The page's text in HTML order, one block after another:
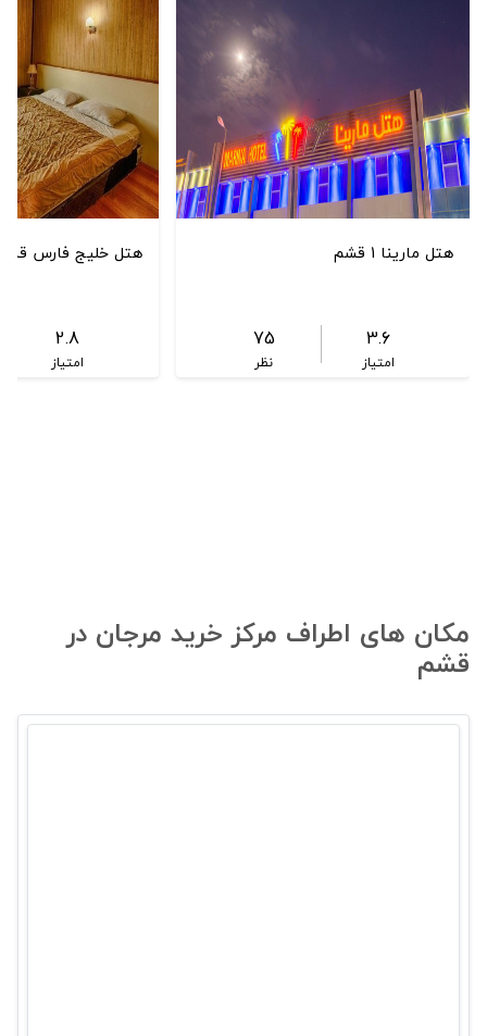
هتل مارینا 1 قشم
3.6
امتیاز
75
نظر
هتل خلیج فارس
2.8
امتیاز
مکان های اطراف مرکز خرید مرجان در
قشم